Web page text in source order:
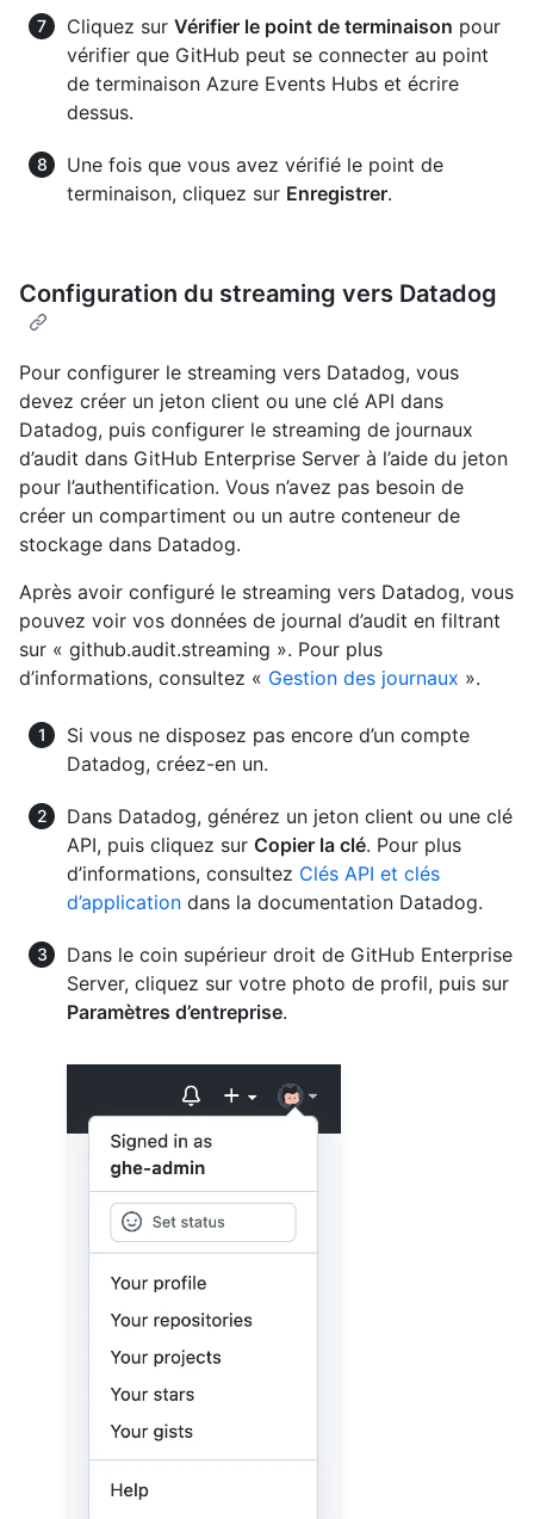
Cliquez sur Vérifier le point de terminaison pour
vérifier que GitHub peut se connecter au point
de terminaison Azure Events Hubs et écrire
dessus.
Une fois que vous avez vérifié le point de
terminaison, cliquez sur Enregistrer.
Configuration du streaming vers Datadog
Pour configurer le streaming vers Datadog, vous
devez créer un jeton client ou une clé API dans
Datadog, puis configurer le streaming de journaux
d’audit dans GitHub Enterprise Server à l’aide du jeton
pour l’authentification. Vous n’avez pas besoin de
créer un compartiment ou un autre conteneur de
stockage dans Datadog.
Après avoir configuré le streaming vers Datadog, vous
pouvez voir vos données de journal d’audit en filtrant
sur « github.audit.streaming ». Pour plus
d’informations, consultez « Gestion des journaux ».
Si vous ne disposez pas encore d’un compte
Datadog, créez-en un.
Dans Datadog, générez un jeton client ou une clé
API, puis cliquez sur Copier la clé. Pour plus
d’informations, consultez Clés API et clés
d’application dans la documentation Datadog.
Dans le coin supérieur droit de GitHub Enterprise
Server, cliquez sur votre photo de profil, puis sur
Paramètres d’entreprise.